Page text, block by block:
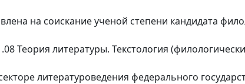
на соискание ученой степени кандидата
Теория литературы. Текстология
литературоведения федерального